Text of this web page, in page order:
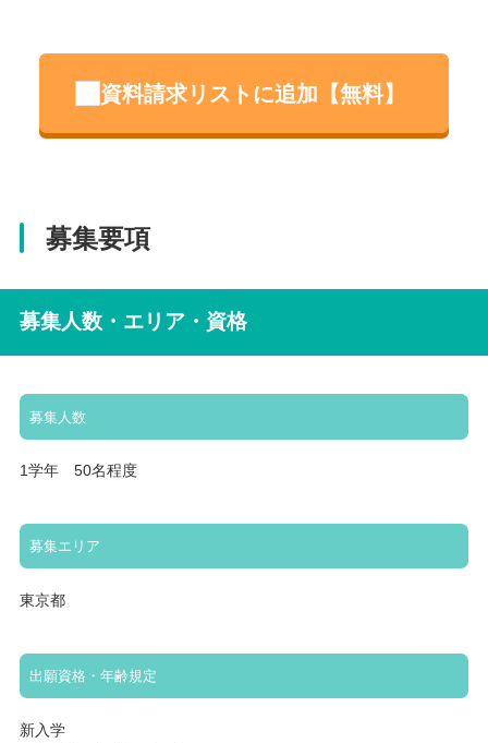
資料請求リストに追加【無料】
募集要項
募集人数・エリア・資格
募集人数
1学年 50名程度
募集エリア
東京都
出願資格・年齢規定
新入学